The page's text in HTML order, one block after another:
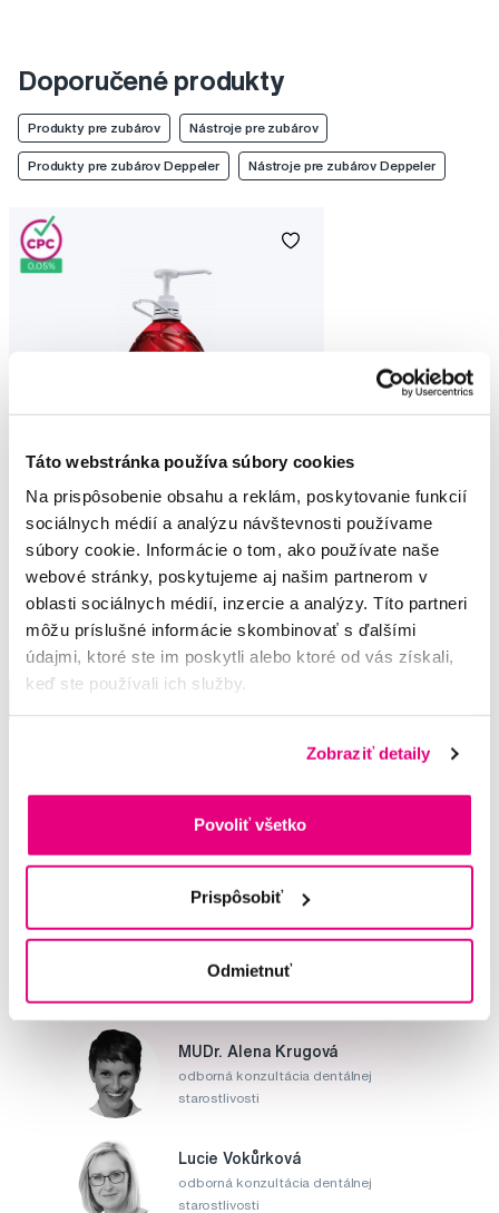
Táto webstránka používa súbory cookies
Na prispôsobenie obsahu a reklám, poskytovanie funkcií
sociálnych médií a analýzu návštevnosti používame
súbory cookie. Informácie o tom, ako používate naše
webové stránky, poskytujeme aj našim partnerom v
oblasti sociálnych médií, inzercie a analýzy. Títo partneri
môžu príslušné informácie skombinovať s ďalšími
údajmi, ktoré ste im poskytli alebo ktoré od vás získali,
keď ste používali ich služby.
Zobraziť detaily
Povoliť všetko
Prispôsobiť
Odmietnuť
Doporučené produkty
Produkty pre zubárov Nástroje pre zubárov
Produkty pre zubárov Deppeler Nástroje pre zubárov Deppeler
GUM Paroex ústny výplach (CHX 0,12 %
54,35 €
5,0/5 (20x)
Potřebujete poradit?
Napište našim odborníkům
MUDr. Alena Krugová
odborná konzultácia dentálnej
starostlivosti
Lucie Vokůrková
odborná konzultácia dentálnej
starostlivosti